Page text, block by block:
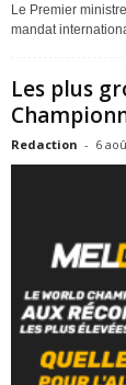
Le Premier
mandat
Les plus
Redaction - 6